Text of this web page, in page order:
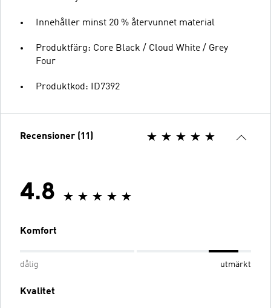
Innehåller minst 20 % återvunnet material
Produktfärg: Core Black / Cloud White / Grey
Four
Produktkod: ID7392
Recensioner (11)
4.8
Komfort
dålig utmärkt
Kvalitet